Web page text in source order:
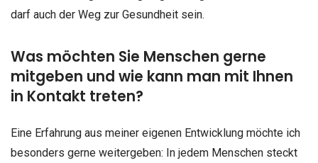
darf auch der Weg zur Gesundheit sein.
Was möchten Sie Menschen gerne
mitgeben und wie kann man mit Ihnen
in Kontakt treten?
Eine Erfahrung aus meiner eigenen Entwicklung möchte ich
besonders gerne weitergeben: In jedem Menschen steckt